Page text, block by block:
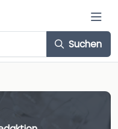
Suchen